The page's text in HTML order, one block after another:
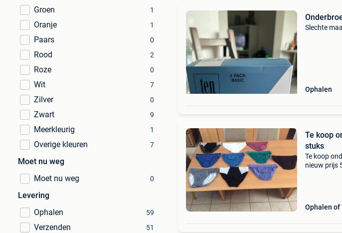
Groen 1
Oranje 1
Paars 0
Rood 2
Roze 0
Wit 7
Zilver 0
Zwart 9
Meerkleurig 1
Overige kleuren 7
Moet nu weg
Moet nu weg
0
Levering
Ophalen
59
Verzenden 51
Slechte
Ophalen
Te koop
stuks
Te koop
nieuw prijs
Ophalen of